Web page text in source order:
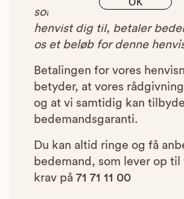
som vi har godkendt,
henvist dig til, betaler
os et beløb for denne
Betalingen for vores
betyder, at vores
og at vi samtidig kan
bedemandsgaranti.
Du kan altid ringe og få
bedemand, som lever op til
krav på 71 71 11 00